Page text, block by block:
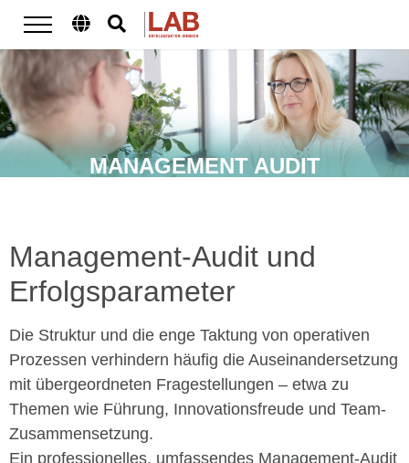
MANAGEMENT AUDIT
Management-Audit und
Erfolgsparameter
Die Struktur und die enge Taktung von operativen
Prozessen verhindern häufig die Auseinandersetzung
mit übergeordneten Fragestellungen – etwa zu
Themen wie Führung, Innovationsfreude und Team-
Zusammensetzung.
Ein professionelles, umfassendes Management-Audit